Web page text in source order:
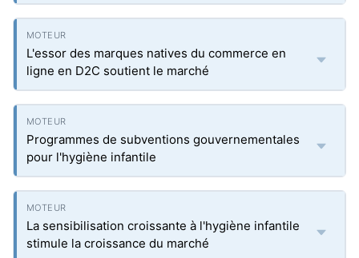
L'essor des marques natives du commerce en
ligne en D2C soutient le marché
Programmes de subventions gouvernementales
pour l'hygiène infantile
La sensibilisation croissante à l'hygiène infantile
stimule la croissance du marché